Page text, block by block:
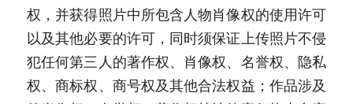
权，并获得照片中所包含人物肖像权的使用许可
以及其他必要的许可，同时须保证上传照片不侵
犯任何第三人的著作权、肖像权、名誉权、隐私
权、商标权、商号权及其他合法权益；作品涉及